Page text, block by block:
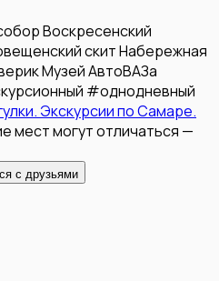
Воскресенский
скитНабережная
Музей АвтоВАЗа
#однодневный
Экскурсии по Самаре.
мест могут отличаться —
с друзьями